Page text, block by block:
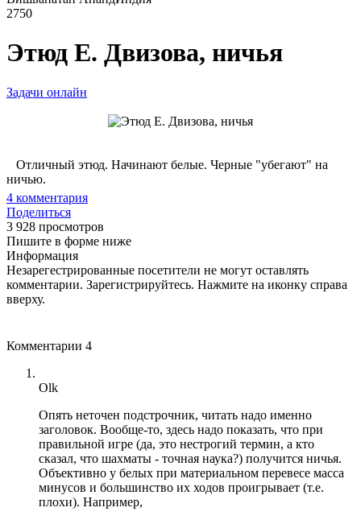
2750
Этюд Е. Двизова, ничья
Задачи онлайн
Отличный этюд. Начинают белые. Черные "убегают" на
ничью.
4 комментария
Поделиться
3 928 просмотров
Пишите в форме ниже
Информация
Незарегестрированные посетители не могут оставлять
комментарии. Зарегистрируйтесь. Нажмите на иконку справа
вверху.
Комментарии 4
Olk
Опять неточен подстрочник, читать надо именно
заголовок. Вообще-то, здесь надо показать, что при
правильной игре (да, это нестрогий термин, а кто
сказал, что шахматы - точная наука?) получится ничья.
Объективно у белых при материальном перевесе масса
минусов и большинство их ходов проигрывает (т.е.
плохи). Например,